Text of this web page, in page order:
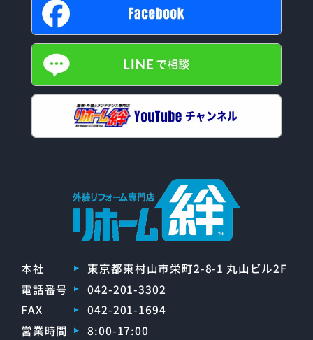
本社
東京都東村山市栄町2-8-1 丸山ビル2F
電話番号
042-201-3302
FAX
042-201-1694
営業時間
8:00-17:00